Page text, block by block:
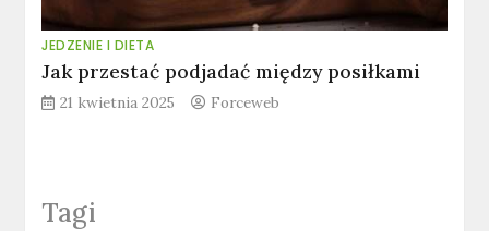
JEDZENIE I DIETA
Jak przestać podjadać między posiłkami
21 kwietnia 2025 Forceweb
Tagi